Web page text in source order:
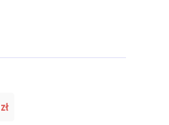
zł